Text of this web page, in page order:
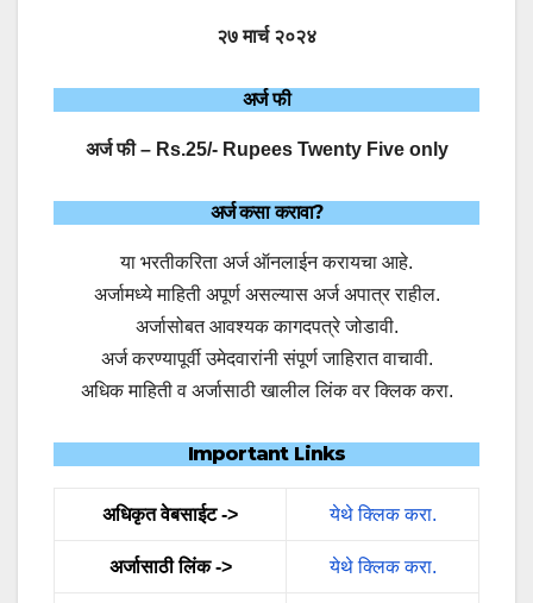
२७ मार्च २०२४
अर्ज फी
अर्ज फी – Rs.25/- Rupees Twenty Five only
अर्ज कसा करावा?
या भरतीकरिता अर्ज ऑनलाईन करायचा आहे.
अर्जामध्ये माहिती अपूर्ण असल्यास अर्ज अपात्र राहील.
अर्जासोबत आवश्यक कागदपत्रे जोडावी.
अर्ज करण्यापूर्वी उमेदवारांनी संपूर्ण जाहिरात वाचावी.
अधिक माहिती व अर्जासाठी खालील लिंक वर क्लिक करा.
Important Links
अधिकृत वेबसाईट -> येथे क्लिक करा.
अर्जासाठी लिंक -> येथे क्लिक करा.